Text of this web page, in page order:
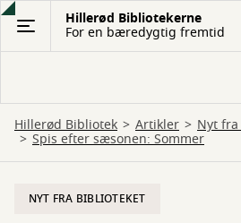
Gå
hovedindhold
Hillerød Bibliotekerne
For en bæredygtig fremtid
Hillerød Bibliotek Artikler Nyt
Spis efter sæsonen: Sommer
NYT FRA BIBLIOTEKET